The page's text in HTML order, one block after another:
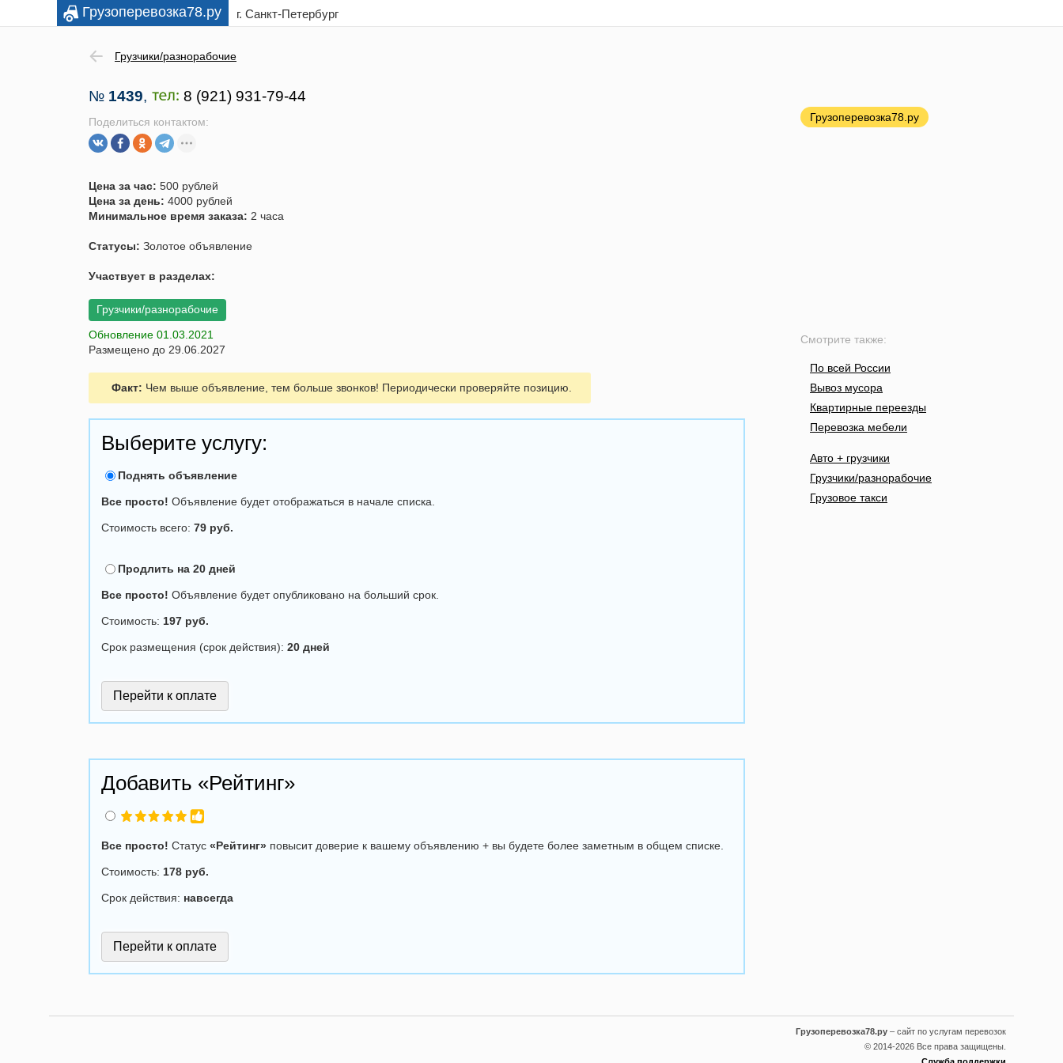
Грузоперевозка78.ру г. Санкт-Петербург
Грузоперевозка78.ру
Смотрите также:
По всей России
Вывоз мусора
Квартирные переезды
Перевозка мебели
Авто + грузчики
Грузчики/разнорабочие
Грузовое такси
Грузчики/разнорабочие
№ 1439,
Поделиться контактом:
Цена за час: 500 рублей
Цена за день: 4000 рублей
Минимальное время заказа: 2 часа
Статусы: Золотое объявление
Участвует в разделах:
Грузчики/разнорабочие
Обновление 01.03.2021
Размещено до 29.06.2027
Факт: Чем выше объявление, тем больше звонков! Периодически проверяйте позицию.
Выберите услугу:
Поднять объявление
Все просто! Объявление будет отображаться в начале списка.
Стоимость всего: 79 руб.
Продлить на 20 дней
Все просто! Объявление будет опубликовано на больший срок.
Стоимость: 197 руб.
Срок размещения (срок действия): 20 дней
Добавить «Рейтинг»
Все просто! Статус «Рейтинг» повысит доверие к вашему объявлению + вы будете более заметным в общем списке.
Стоимость: 178 руб.
Срок действия: навсегда
Грузоперевозка78.ру – сайт по услугам перевозок
© 2014-2026 Все права защищены.